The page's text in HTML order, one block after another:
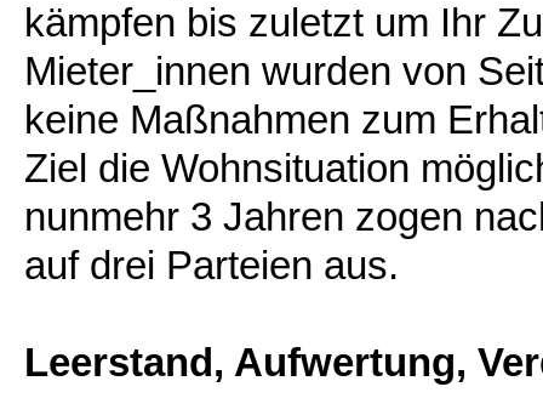
kämpfen bis zuletzt um Ihr
Mieter_innen wurden von
keine Maßnahmen zum
Ziel die Wohnsituation
nunmehr 3 Jahren zogen
auf drei Parteien aus.
Leerstand, Aufwertung,